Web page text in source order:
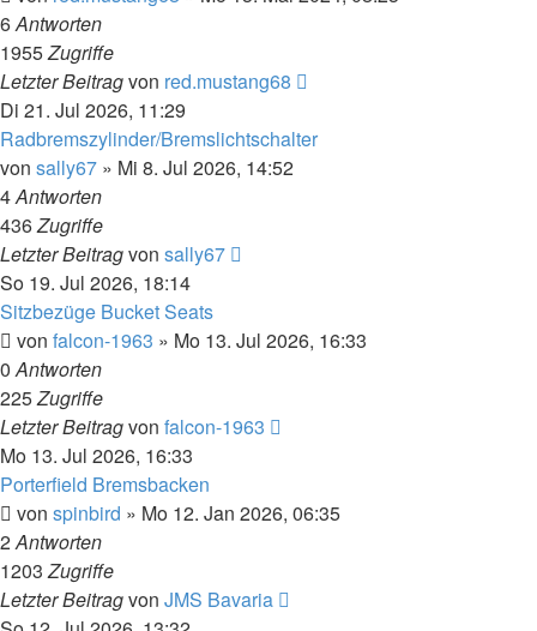
6Antworten
1955Zugriffe
Letzter Beitragvon red.mustang68
Di 21. Jul 2026, 11:29
Radbremszylinder/Bremslichtschalter
von sally67 » Mi 8. Jul 2026, 14:52
4Antworten
436Zugriffe
Letzter Beitragvon sally67
So 19. Jul 2026, 18:14
Sitzbezüge Bucket Seats
von falcon-1963 » Mo 13. Jul 2026, 16:33
0Antworten
225Zugriffe
Letzter Beitragvon falcon-1963
Mo 13. Jul 2026, 16:33
Porterfield Bremsbacken
von spinbird » Mo 12. Jan 2026, 06:35
2Antworten
1203Zugriffe
Letzter Beitragvon JMS Bavaria